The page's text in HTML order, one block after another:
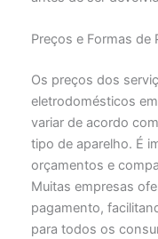
Preços e Formas de
Os preços dos
eletrodomésticos
variar de acordo
tipo de aparelho. É
orçamentos e
Muitas empresas
pagamento,
para todos os